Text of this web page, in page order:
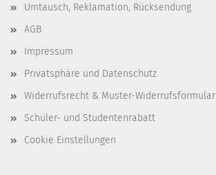
Umtausch, Reklamation, Rücksendung
AGB
Impressum
Privatsphäre und Datenschutz
Widerrufsrecht & Muster-Widerrufsformular
Schüler- und Studentenrabatt
Cookie Einstellungen